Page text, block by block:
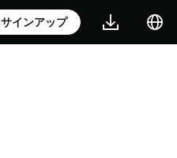
サインアップ